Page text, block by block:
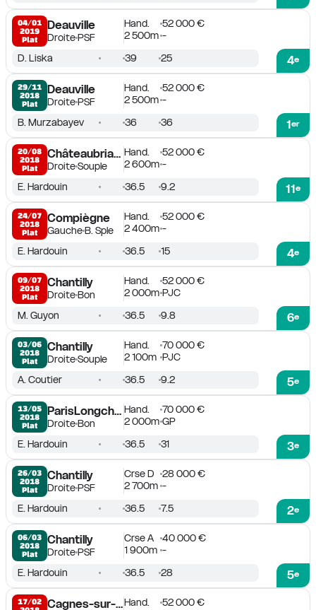
04/01
2019
Plat
Deauville
DroitePSF
Hand.
52 000 €
2 500m -
4e
D. Liska 39 25
29/11
2018
Plat
Deauville
DroitePSF
Hand.
52 000 €
2 500m -
1er
B. Murzabayev 36 36
20/08
2018
Plat
Châteaubriant
DroiteSouple
Hand.
52 000 €
2 600m -
11e
E. Hardouin 36.5 9.2
24/07
2018
Plat
Compiègne
GaucheB. Sple
Hand.
52 000 €
2 400m -
4e
E. Hardouin 36.5 15
09/07
2018
Plat
Chantilly
DroiteBon
Hand.
52 000 €
2 000m PJC
6e
M. Guyon 36.5 9.8
03/06
2018
Plat
Chantilly
DroiteSouple
Hand.
70 000 €
2 100m PJC
5e
A. Coutier 36.5 9.2
13/05
2018
Plat
ParisLongchamp
DroiteBon
Hand.
70 000 €
2 000m GP
3e
E. Hardouin 36.5 31
26/03
2018
Plat
Chantilly
DroitePSF
Crse D
28 000 €
2 700m -
2e
E. Hardouin 36.5 7.5
06/03
2018
Plat
Chantilly
DroitePSF
Crse A
40 000 €
1 900m -
5e
E. Hardouin 36.5 28
17/02
Cagnes-sur-MerHand.
52 000 €